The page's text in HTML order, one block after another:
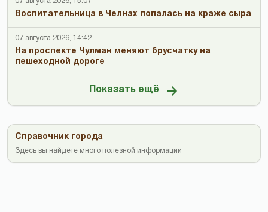
Воспитательница в Челнах попалась на краже сыра
07 августа 2026, 14:42
На проспекте Чулман меняют брусчатку на
пешеходной дороге
Показать ещё
Справочник города
Здесь вы найдете много полезной информации